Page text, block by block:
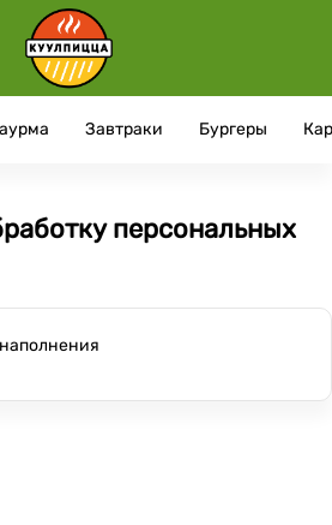
Завтраки Бургеры
персональных